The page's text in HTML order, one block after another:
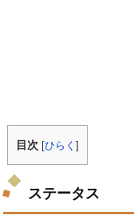
目次 [ひらく]
ステータス